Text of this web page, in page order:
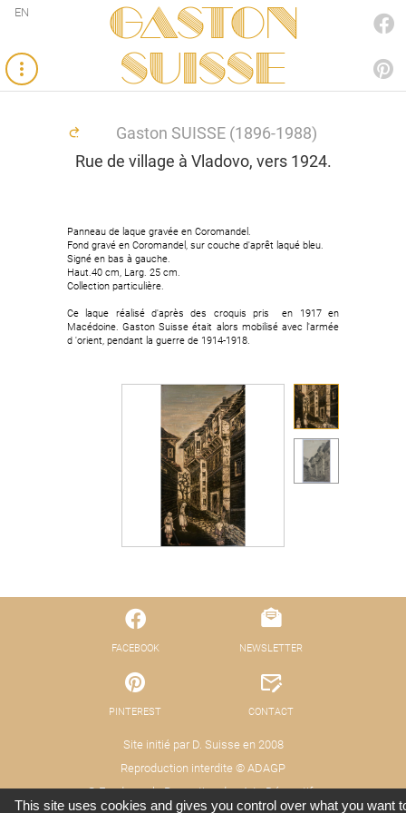
Gaston
SUISSE
EN
Gaston SUISSE (1896-1988)
Rue de village à Vladovo, vers 1924.
Panneau de laque gravée en Coromandel.
Fond gravé en Coromandel, sur couche d'aprêt laqué bleu.
Signé en bas à gauche.
Haut.40 cm, Larg. 25 cm.
Collection particulière.
Ce laque réalisé d'après des croquis pris en 1917 en
Macédoine. Gaston Suisse était alors mobilisé avec l'armée
d 'orient, pendant la guerre de 1914-1918.
FACEBOOK
PINTEREST
Site initié par D. Suisse en 2008
Reproduction interdite © ADAGP
© Fond pour la Promotion des Arts Décoratifs
NEWSLETTER
CONTACT
This site uses cookies and gives you control over what you want